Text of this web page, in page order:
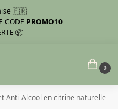
🇫🇷
CODE PROMO10
📦
0
Anti-Alcool en citrine naturelle